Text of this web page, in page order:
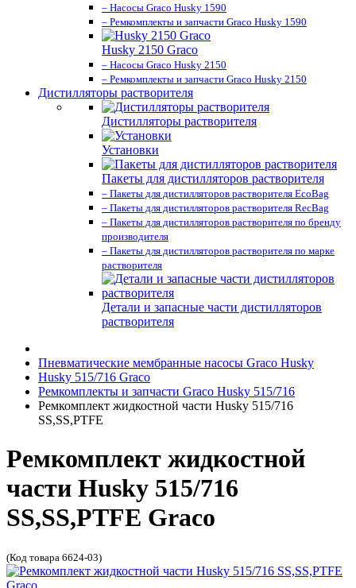
– Насосы Graco Husky 1590
– Ремкомплекты и запчасти Graco Husky 1590
Husky 2150 Graco
– Насосы Graco Husky 2150
– Ремкомплекты и запчасти Graco Husky 2150
Дистилляторы растворителя
Дистилляторы растворителя
Установки
Пакеты для дистилляторов растворителя
– Пакеты для дистилляторов растворителя EcoBag
– Пакеты для дистилляторов растворителя RecBag
– Пакеты для дистилляторов растворителя по бренду
производителя
– Пакеты для дистилляторов растворителя по марке
растворителя
Детали и запасные части дистилляторов
растворителя
Пневматические мембранные насосы Graco Husky
Husky 515/716 Graco
Ремкомплекты и запчасти Graco Husky 515/716
Ремкомплект жидкостной части Husky 515/716
SS,SS,PTFE
Ремкомплект жидкостной
части Husky 515/716
SS,SS,PTFE Graco
(Код товара 6624-03)